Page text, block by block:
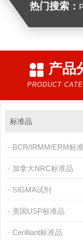
热门搜索：
产品
PRODUCT
标准品
BCR/IRMM/ERM标
加拿大NRC标准品
SIGMA试剂
美国USP标准品
Cerilliant标准品